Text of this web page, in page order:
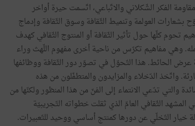
مع السّائد ومقاومة الفكر الشّكلاني والاتّباعي، اتّسمت حيرة أواخر
بشعارات العولمة وتنميط الثّقافة وسوق الثّقافة وإدماج
تحوم كلّها حول تأثير الثّقافة أو المنتوج الثّقافي كهدف
وهي مفاهيم تكرّس من ناحية أخرى مفهوم اللّهث وراء
عرض الحائط. هذا التّحوّل في تصوّر دور الثّقافة ووظائفها
واتّخذ الدّخلاء والمزايدون والمتطفّلون من هذه
والتي تدّعي الانتماء إلى الفنّ من هذا المنظور ولكنّها من
الثّقافي العامّ الذي ثقلت خطواته التّجريبيّة
خيار التّخلّي عن دورها كمنتج أساسي ووحيد للتّعبيرات.